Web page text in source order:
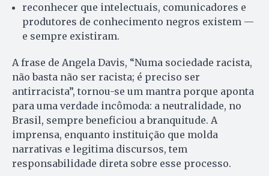
reconhecer que intelectuais, comunicadores e
produtores de conhecimento negros existem —
e sempre existiram.
A frase de Angela Davis, “Numa sociedade racista,
não basta não ser racista; é preciso ser
antirracista”, tornou-se um mantra porque aponta
para uma verdade incômoda: a neutralidade, no
Brasil, sempre beneficiou a branquitude. A
imprensa, enquanto instituição que molda
narrativas e legitima discursos, tem
responsabilidade direta sobre esse processo.